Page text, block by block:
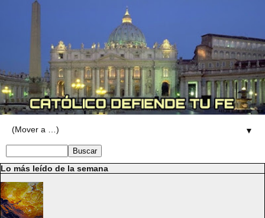
▼
Lo más leído de la semana